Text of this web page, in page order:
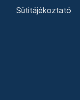
Sütitájékoztató